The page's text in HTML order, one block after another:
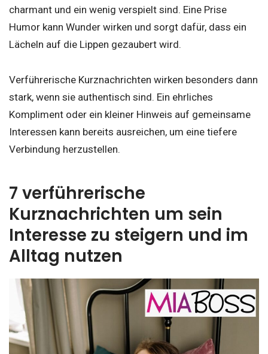
charmant und ein wenig verspielt sind. Eine Prise
Humor kann Wunder wirken und sorgt dafür, dass ein
Lächeln auf die Lippen gezaubert wird.
Verführerische Kurznachrichten wirken besonders dann
stark, wenn sie authentisch sind. Ein ehrliches
Kompliment oder ein kleiner Hinweis auf gemeinsame
Interessen kann bereits ausreichen, um eine tiefere
Verbindung herzustellen.
7 verführerische
Kurznachrichten um sein
Interesse zu steigern und im
Alltag nutzen